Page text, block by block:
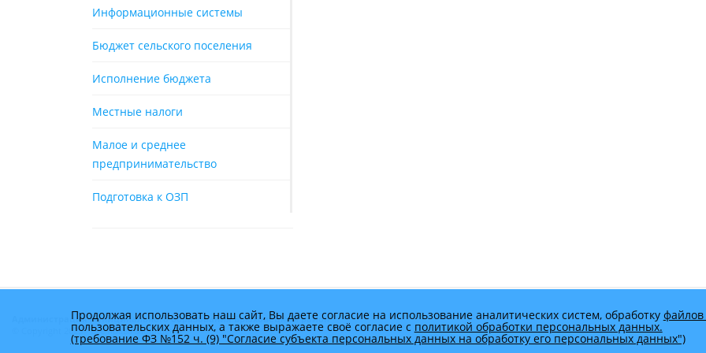
Информационные системы
Бюджет сельского поселения
Исполнение бюджета
Местные налоги
Малое и среднее
предпринимательство
Подготовка к ОЗП
Администрация муниципального образования Брюховецкий район
© Copyright 2025 - Все права защищены
Продолжая использовать наш сайт, Вы даете согласие на использование аналитических систем, обработку файлов
пользовательских данных, а также выражаете своё согласие с политикой обработки персональных данных.
(требование ФЗ №152 ч. (9) "Согласие субъекта персональных данных на обработку его персональных данных")